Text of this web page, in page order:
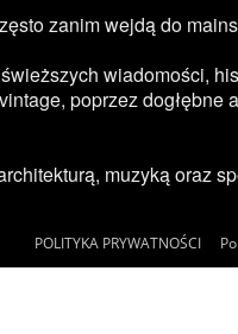
zanim wejdą do
wiadomości,
poprzez dogłębne
muzyką oraz
POLITYKA PRYWATNOŚCI